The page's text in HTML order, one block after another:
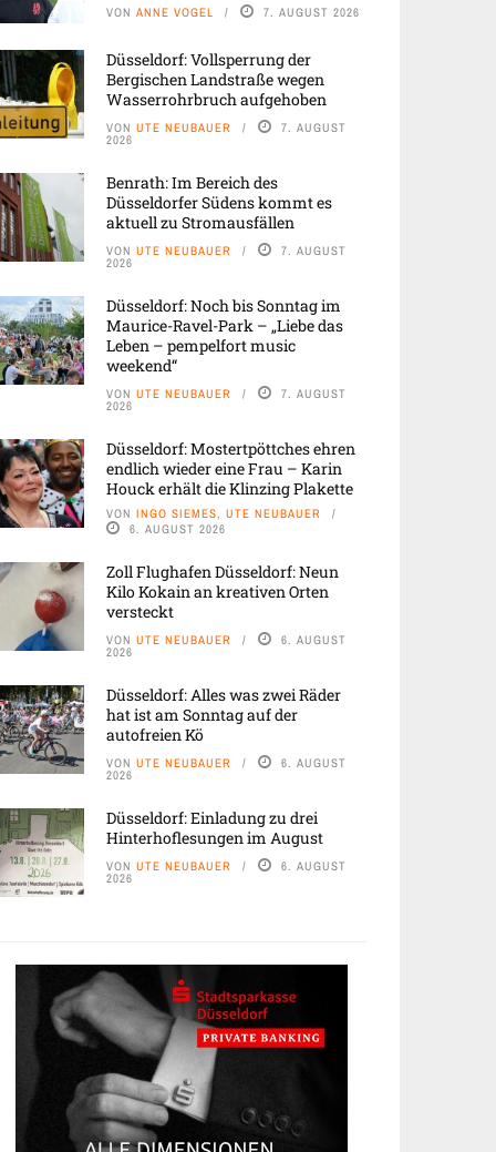
VON ANNE VOGEL 7. AUGUST 2026
Düsseldorf: Vollsperrung der
Bergischen Landstraße wegen
Wasserrohrbruch aufgehoben
VON UTE NEUBAUER 7. AUGUST
2026
Benrath: Im Bereich des
Düsseldorfer Südens kommt es
aktuell zu Stromausfällen
VON UTE NEUBAUER 7. AUGUST
2026
Düsseldorf: Noch bis Sonntag im
Maurice-Ravel-Park – „Liebe das
Leben – pempelfort music
weekend“
VON UTE NEUBAUER 7. AUGUST
2026
Düsseldorf: Mostertpöttches ehren
endlich wieder eine Frau – Karin
Houck erhält die Klinzing Plakette
VON INGO SIEMES, UTE NEUBAUER
6. AUGUST 2026
Zoll Flughafen Düsseldorf: Neun
Kilo Kokain an kreativen Orten
versteckt
VON UTE NEUBAUER 6. AUGUST
2026
Düsseldorf: Alles was zwei Räder
hat ist am Sonntag auf der
autofreien Kö
VON UTE NEUBAUER 6. AUGUST
2026
Düsseldorf: Einladung zu drei
Hinterhoflesungen im August
VON UTE NEUBAUER 6. AUGUST
2026